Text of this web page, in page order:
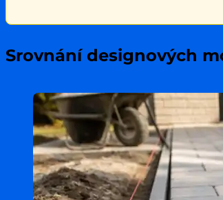
Srovnání designových